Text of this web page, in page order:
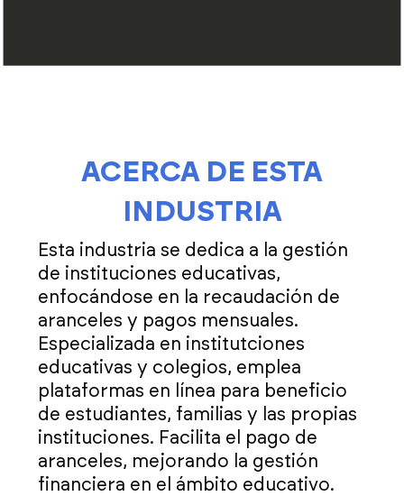
ACERCA DE ESTA
INDUSTRIA
Esta industria se dedica a la gestión
de instituciones educativas,
enfocándose en la recaudación de
aranceles y pagos mensuales.
Especializada en institutciones
educativas y colegios, emplea
plataformas en línea para beneficio
de estudiantes, familias y las propias
instituciones. Facilita el pago de
aranceles, mejorando la gestión
financiera en el ámbito educativo.